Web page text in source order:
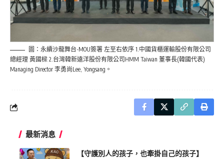
圖：永續沙龍舞台-MOU簽署 左至右依序 1.中國貨櫃運輸股份有限公司
總經理 黃國樑 2.台灣韓新遠洋股份有限公司HMM Taiwan 董事長(韓國代表)
Managing Director 李勇尚Lee, Yongsang。
最新消息
【守護別人的孩子，也牽掛自己的孩子】